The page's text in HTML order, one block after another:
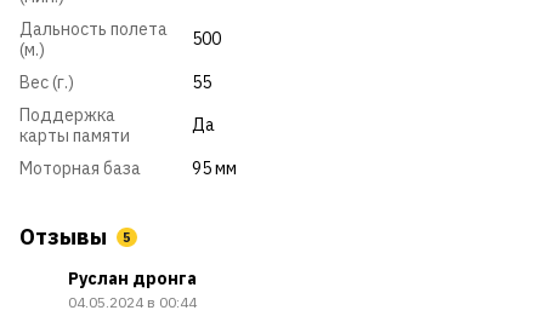
Дальность полета
(м.)
500
Вес (г.)
55
Поддержка
карты памяти
Да
Моторная база
95 мм
Отзывы 5
Руслан дронга
04.05.2024 в 00:44